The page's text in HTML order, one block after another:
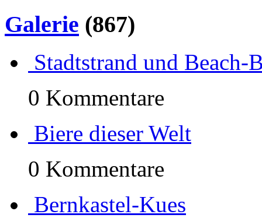
Galerie (867)
Stadtstrand und Beach-
0 Kommentare
Biere dieser Welt
0 Kommentare
Bernkastel-Kues